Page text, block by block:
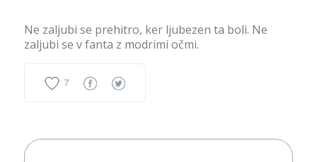
Ne zaljubi se prehitro, ker ljubezen ta boli. Ne
zaljubi se v fanta z modrimi očmi.
7